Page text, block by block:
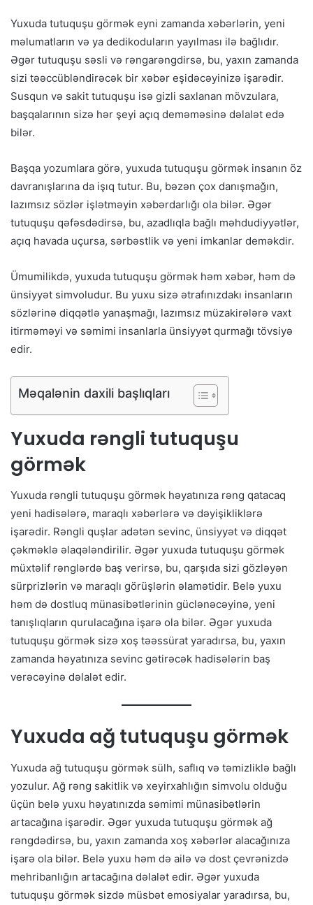
Yuxuda tutuquşu görmək eyni zamanda xəbərlərin, yeni
məlumatların və ya dedikoduların yayılması ilə bağlıdır.
Əgər tutuquşu səsli və rəngarəngdirsə, bu, yaxın zamanda
sizi təəccübləndirəcək bir xəbər eşidəcəyinizə işarədir.
Susqun və sakit tutuquşu isə gizli saxlanan mövzulara,
başqalarının sizə hər şeyi açıq deməməsinə dəlalət edə
bilər.
Başqa yozumlara görə, yuxuda tutuquşu görmək insanın öz
davranışlarına da işıq tutur. Bu, bəzən çox danışmağın,
lazımsız sözlər işlətməyin xəbərdarlığı ola bilər. Əgər
tutuquşu qəfəsdədirsə, bu, azadlıqla bağlı məhdudiyyətlər,
açıq havada uçursa, sərbəstlik və yeni imkanlar deməkdir.
Ümumilikdə, yuxuda tutuquşu görmək həm xəbər, həm də
ünsiyyət simvoludur. Bu yuxu sizə ətrafınızdakı insanların
sözlərinə diqqətlə yanaşmağı, lazımsız müzakirələrə vaxt
itirməməyi və səmimi insanlarla ünsiyyət qurmağı tövsiyə
edir.
Məqalənin daxili başlıqları
Yuxuda rəngli tutuquşu
görmək
Yuxuda rəngli tutuquşu görmək həyatınıza rəng qatacaq
yeni hadisələrə, maraqlı xəbərlərə və dəyişikliklərə
işarədir. Rəngli quşlar adətən sevinc, ünsiyyət və diqqət
çəkməklə əlaqələndirilir. Əgər yuxuda tutuquşu görmək
müxtəlif rənglərdə baş verirsə, bu, qarşıda sizi gözləyən
sürprizlərin və maraqlı görüşlərin əlamətidir. Belə yuxu
həm də dostluq münasibətlərinin güclənəcəyinə, yeni
tanışlıqların qurulacağına işarə ola bilər. Əgər yuxuda
tutuquşu görmək sizə xoş təəssürat yaradırsa, bu, yaxın
zamanda həyatınıza sevinc gətirəcək hadisələrin baş
verəcəyinə dəlalət edir.
Yuxuda ağ tutuquşu görmək
Yuxuda ağ tutuquşu görmək sülh, saflıq və təmizliklə bağlı
yozulur. Ağ rəng sakitlik və xeyirxahlığın simvolu olduğu
üçün belə yuxu həyatınızda səmimi münasibətlərin
artacağına işarədir. Əgər yuxuda tutuquşu görmək ağ
rəngdədirsə, bu, yaxın zamanda xoş xəbərlər alacağınıza
işarə ola bilər. Belə yuxu həm də ailə və dost çevrənizdə
mehribanlığın artacağına dəlalət edir. Əgər yuxuda
tutuquşu görmək sizdə müsbət emosiyalar yaradırsa, bu,